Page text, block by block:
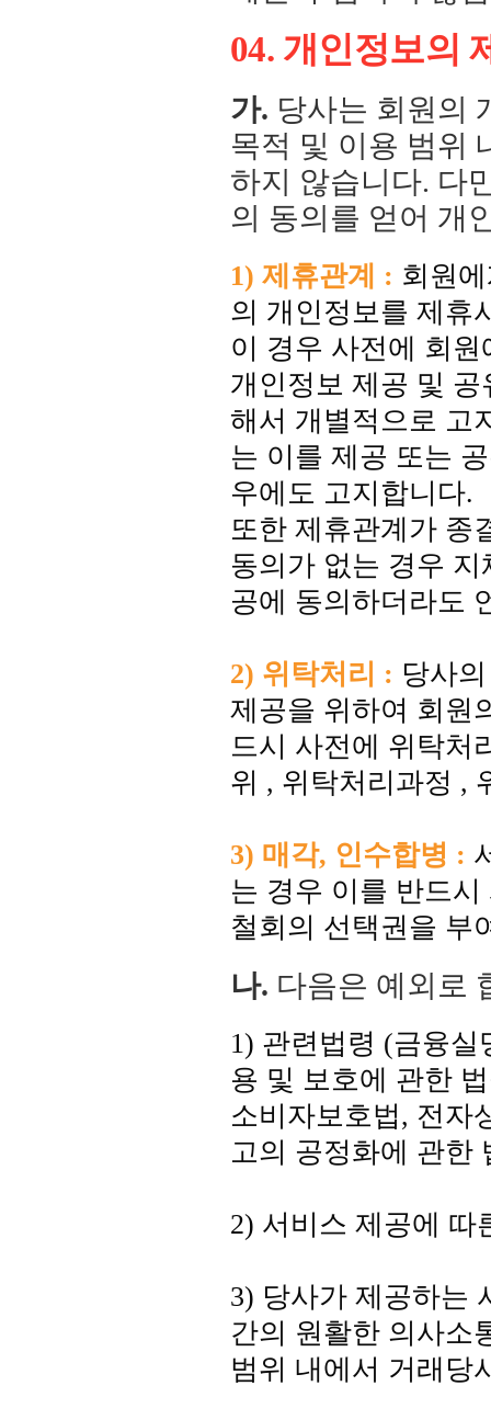
04. 개인정보의
가. 당사는 회원의
목적 및 이용 범위
하지 않습니다. 다
의 동의를 얻어 개
1) 제휴관계 : 회원
의 개인정보를 제휴
이 경우 사전에 회
개인정보 제공 및
해서 개별적으로 고
는 이를 제공 또는
우에도 고지합니다.
또한 제휴관계가 종
동의가 없는 경우
공에 동의하더라도
2) 위탁처리 : 당사
제공을 위하여 회원
드시 사전에 위탁처
위 , 위탁처리과정 ,
3) 매각, 인수합병 :
는 경우 이를 반드
철회의 선택권을 부
나. 다음은 예외로
1) 관련법령 (금융
용 및 보호에 관한
소비자보호법, 전자
고의 공정화에 관한
2) 서비스 제공에 따
3) 당사가 제공하는
간의 원활한 의사소
범위 내에서 거래당